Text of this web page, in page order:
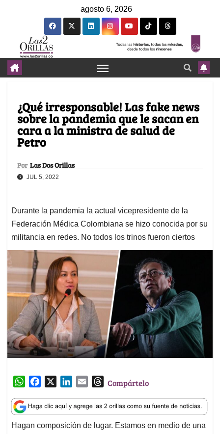
agosto 6, 2026
¿Qué irresponsable! Las fake news
sobre la pandemia que le sacan en
cara a la ministra de salud de
Petro
Por Las Dos Orillas
JUL 5, 2022
Durante la pandemia la actual vicepresidente de la
Federación Médica Colombiana se hizo conocida por su
militancia en redes. No todos los trinos fueron ciertos
W
a
t
s
c
e
b
n
k
e
a
i
l
T
r
e
a
Compártelo
Hagan composición de lugar. Estamos en medio de una